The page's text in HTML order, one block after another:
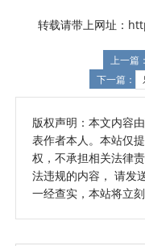
转载请带上网址：
上一篇：
下一篇：
版权声明：本文内容
表作者本人。本站仅
权，不承担相关法律
法违规的内容， 请发
一经查实，本站将立刻